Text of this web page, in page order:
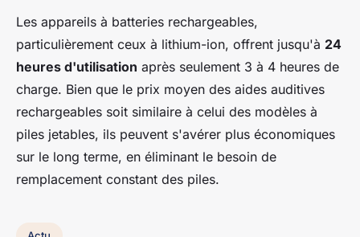
Les appareils à batteries rechargeables,
particulièrement ceux à lithium-ion, offrent jusqu'à 24
heures d'utilisation après seulement 3 à 4 heures de
charge. Bien que le prix moyen des aides auditives
rechargeables soit similaire à celui des modèles à
piles jetables, ils peuvent s'avérer plus économiques
sur le long terme, en éliminant le besoin de
remplacement constant des piles.